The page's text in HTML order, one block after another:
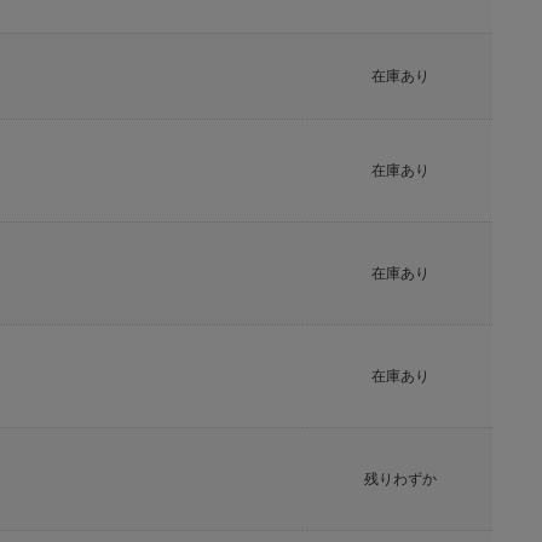
在庫あり
在庫あり
在庫あり
在庫あり
残りわずか